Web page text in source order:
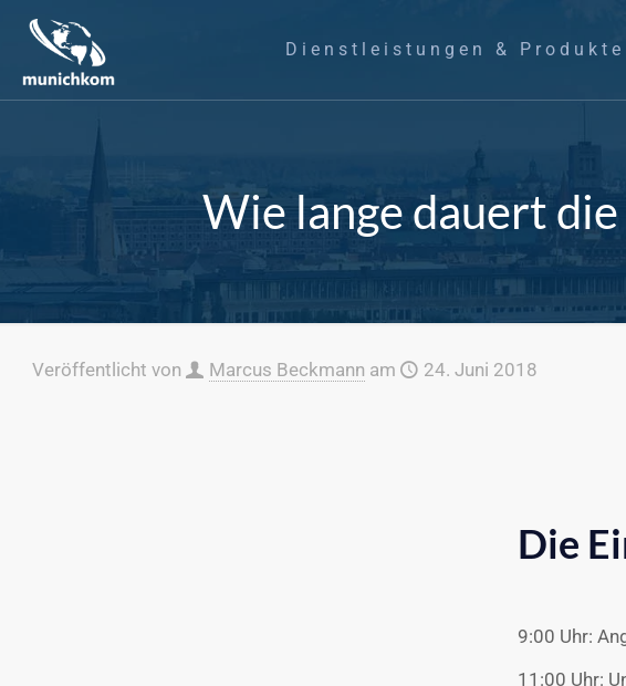
Dienstleistungen & Produkte
Wie lange dauert
Veröffentlicht von Marcus Beckmann am 24. Juni 2018
Die
9:00 Uhr:
11:00 Uhr: